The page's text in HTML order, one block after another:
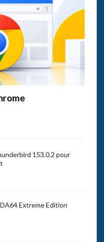
153.0.2 pour
Extreme Edition